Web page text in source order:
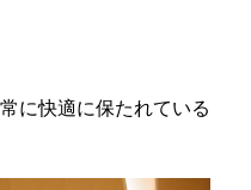
に快適に保たれている